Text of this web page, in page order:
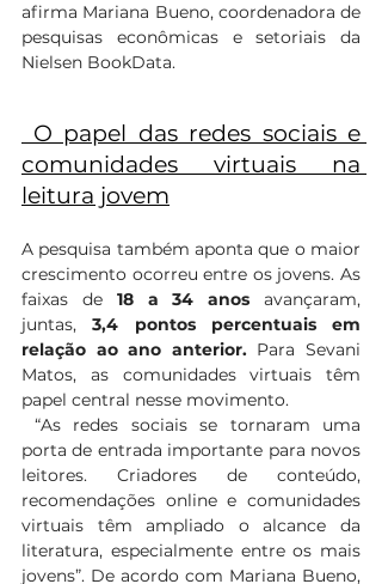
afirma Mariana Bueno, coordenadora de
pesquisas econômicas e setoriais da
Nielsen BookData.
O papel das redes sociais e
comunidades virtuais na
leitura jovem
A pesquisa também aponta que o maior
crescimento ocorreu entre os jovens. As
faixas de 18 a 34 anos avançaram,
juntas, 3,4 pontos percentuais em
relação ao ano anterior. Para Sevani
Matos, as comunidades virtuais têm
papel central nesse movimento.
porta de entrada importante para novos
leitores. Criadores de conteúdo,
recomendações online e comunidades
virtuais têm ampliado o alcance da
literatura, especialmente entre os mais
jovens”. De acordo com Mariana Bueno,